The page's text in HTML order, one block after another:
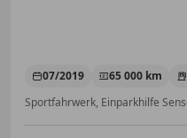
07/2019 65 000 km